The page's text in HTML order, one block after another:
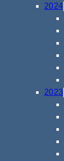
2024
2023